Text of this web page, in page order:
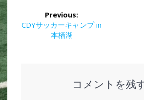
投
稿
ナ
ビ
ゲ
Previous:
Previous
CDYサッカーキャンプ in
本栖湖
コメントを残